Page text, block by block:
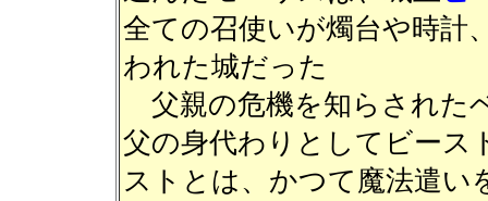
全ての召使いが燭台や時計
われた城だった
父親の危機を知らされた
父の身代わりとしてビース
ストとは、かつて魔法遣い